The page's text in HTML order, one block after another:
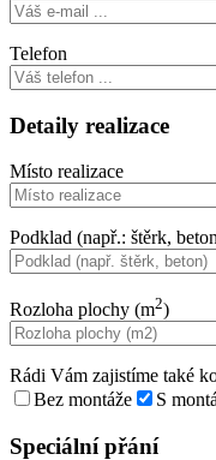
Telefon
Detaily realizace
Místo realizace
Podklad (např.: štěrk,
Rozloha plochy (m2)
Rádi Vám zajistíme také
Bez montáže
S
Speciální přání